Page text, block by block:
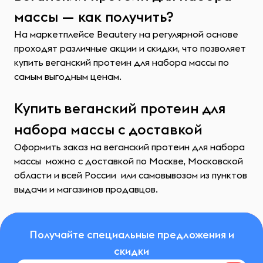
массы — как получить?
На маркетплейсе Beautery на регулярной основе
проходят различные акции и скидки, что позволяет
купить веганский протеин для набора массы по
самым выгодным ценам.
Купить веганский протеин для
набора массы с доставкой
Оформить заказ на веганский протеин для набора
массы можно с доставкой по Москве, Московской
области и всей России или самовывозом из пунктов
выдачи и магазинов продавцов.
Получайте специальные предложения и
скидки